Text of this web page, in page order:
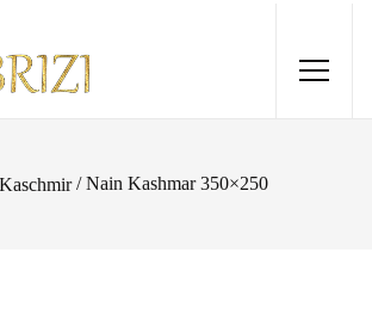
/ Nain Kashmar 350×250